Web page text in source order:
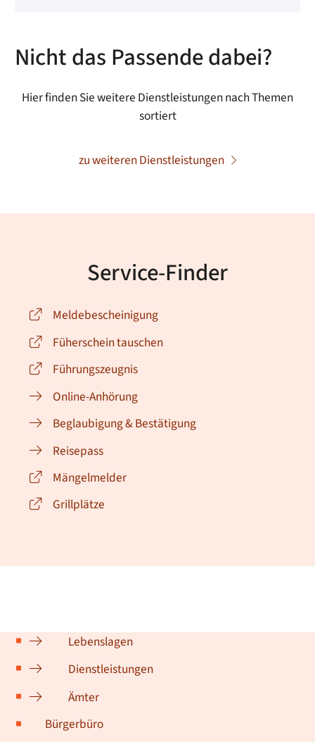
Nicht das Passende dabei?
Hier finden Sie weitere Dienstleistungen nach Themen
sortiert
zu weiteren Dienstleistungen
Service-Finder
Meldebescheinigung
Füherschein tauschen
Führungszeugnis
Online-Anhörung
Beglaubigung & Bestätigung
Reisepass
Mängelmelder
Grillplätze
Lebenslagen
Dienstleistungen
Ämter
Bürgerbüro